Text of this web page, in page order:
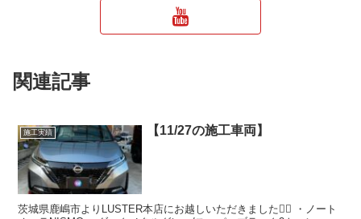
関連記事
施工実績 【11/27の施工車両】
茨城県鹿嶋市よりLUSTER本店にお越しいただきました🙇‍♂️ ・ノート